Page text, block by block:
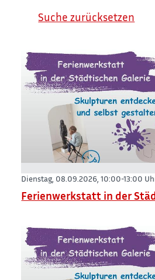
Suche zurücksetzen
Dienstag, 08.09.2026,10:00-13:00
Ferienwerkstatt in der